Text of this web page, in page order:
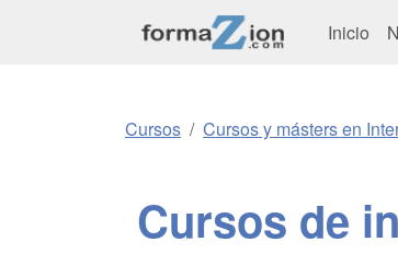
Inicio
Cursos Cursos y másters en
Cursos de